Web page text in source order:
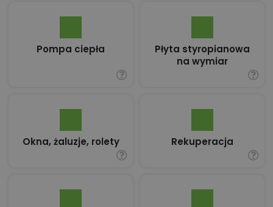
Pompa ciepła
Płyta styropianowa
na wymiar
Okna, żaluzje, rolety Rekuperacja